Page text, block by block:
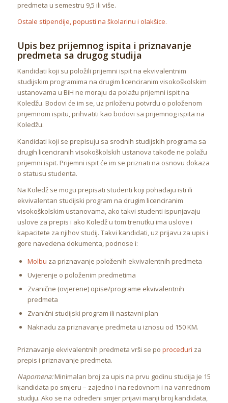
predmeta u semestru 9,5 ili više.
Ostale stipendije, popusti na školarinu i olakšice.
Upis bez prijemnog ispita i priznavanje
predmeta sa drugog studija
Kandidati koji su položili prijemni ispit na ekvivalentnim
studijskim programima na drugim licenciranim visokoškolskim
ustanovama u BiH ne moraju da polažu prijemni ispit na
Koledžu. Bodovi će im se, uz priloženu potvrdu o položenom
prijemnom ispitu, prihvatiti kao bodovi sa prijemnog ispita na
Koledžu.
Kandidati koji se prepisuju sa srodnih studijskih programa sa
drugih licenciranih visokoškolskih ustanova takođe ne polažu
prijemni ispit. Prijemni ispit će im se priznati na osnovu dokaza
o statusu studenta.
Na Koledž se mogu prepisati studenti koji pohađaju isti ili
ekvivalentan studijski program na drugim licenciranim
visokoškolskim ustanovama, ako takvi studenti ispunjavaju
uslove za prepis i ako Koledž u tom trenutku ima uslove i
kapacitete za njihov studij. Takvi kandidati, uz prijavu za upis i
gore navedena dokumenta, podnose i:
Molbu za priznavanje položenih ekvivalentnih predmeta
Uvjerenje o položenim predmetima
Zvanične (ovjerene) opise/programe ekvivalentnih
predmeta
Zvanični studijski program ili nastavni plan
Naknadu za priznavanje predmeta u iznosu od 150 KM.
Priznavanje ekvivalentnih predmeta vrši se po proceduri za
prepis i priznavanje predmeta.
Napomena:Minimalan broj za upis na prvu godinu studija je 15
kandidata po smjeru – zajedno i na redovnom i na vanrednom
studiju. Ako se na određeni smjer prijavi manji broj kandidata,